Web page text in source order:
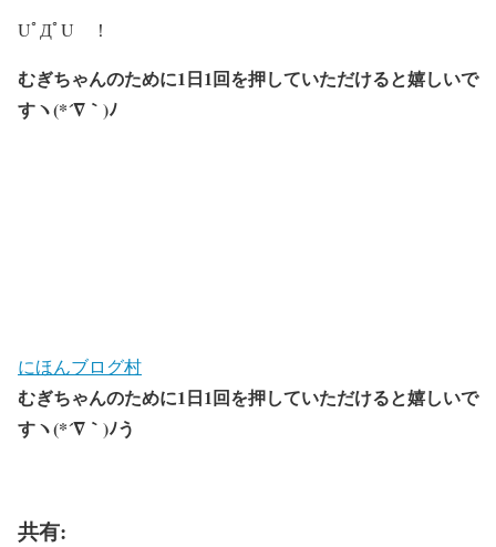
UﾟДﾟU ！
むぎちゃんのために1日1回を押していただけると嬉しいで
すヽ(*´∇｀)ﾉ
にほんブログ村
むぎちゃんのために1日1回を押していただけると嬉しいで
すヽ(*´∇｀)ﾉう
共有: